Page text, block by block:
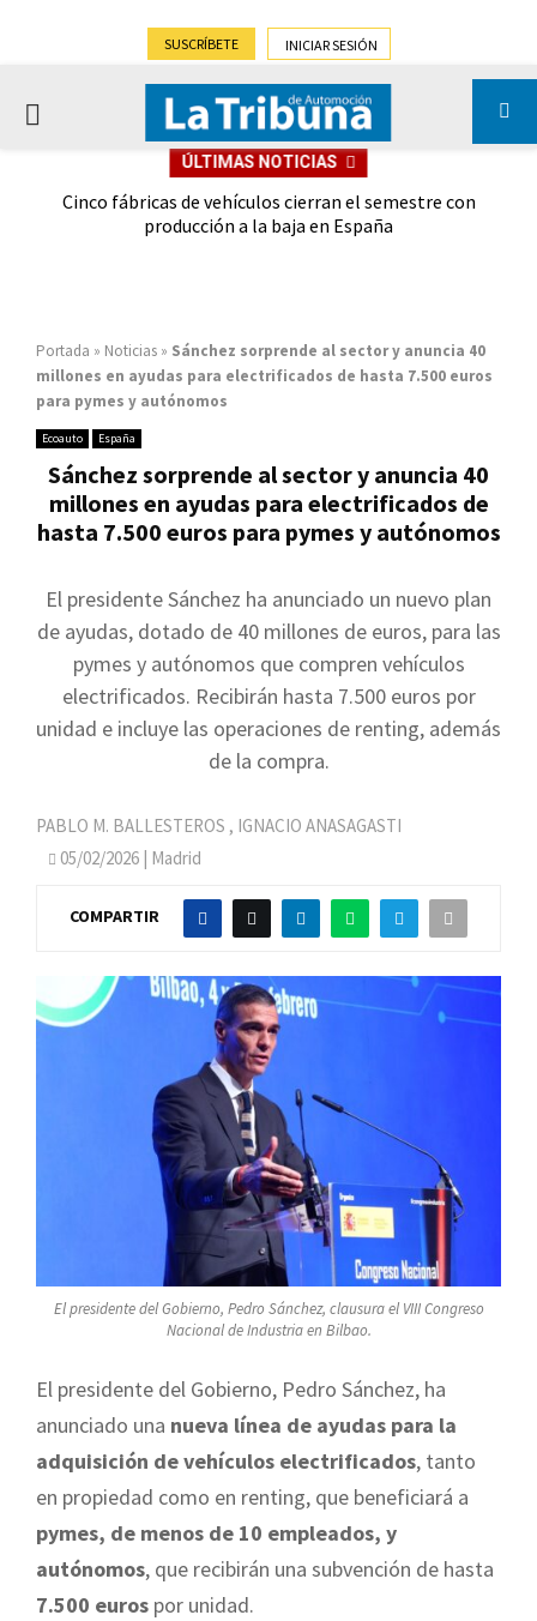
SUSCRÍBETE INICIAR SESIÓN
PRIMARY
ÚLTIMAS NOTICIAS
Cinco fábricas de vehículos cierran el semestre con
producción a la baja en España
Portada » Noticias » Sánchez sorprende al sector y anuncia 40
millones en ayudas para electrificados de hasta 7.500 euros
para pymes y autónomos
Ecoauto España
Sánchez sorprende al sector y anuncia 40
millones en ayudas para electrificados de
hasta 7.500 euros para pymes y autónomos
El presidente Sánchez ha anunciado un nuevo plan
de ayudas, dotado de 40 millones de euros, para las
pymes y autónomos que compren vehículos
electrificados. Recibirán hasta 7.500 euros por
unidad e incluye las operaciones de renting, además
de la compra.
PABLO M. BALLESTEROS , IGNACIO ANASAGASTI
05/02/2026 | Madrid
COMPARTIR
El presidente del Gobierno, Pedro Sánchez, clausura el VIII Congreso
Nacional de Industria en Bilbao.
El presidente del Gobierno, Pedro Sánchez, ha
anunciado una nueva línea de ayudas para la
adquisición de vehículos electrificados, tanto
en propiedad como en renting, que beneficiará a
pymes, de menos de 10 empleados, y
autónomos, que recibirán una subvención de hasta
7.500 euros por unidad.